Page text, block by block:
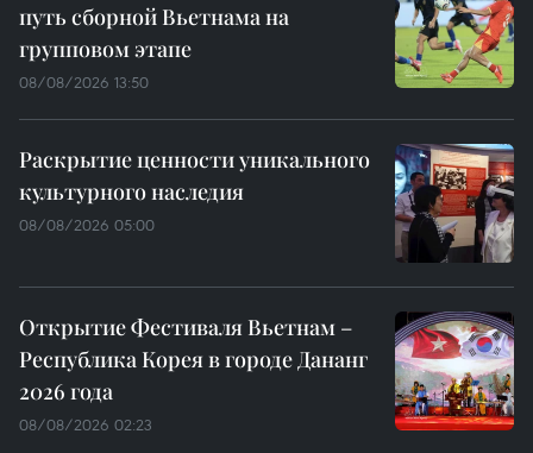
путь сборной Вьетнама на
групповом этапе
08/08/2026 13:50
Раскрытие ценности уникального
культурного наследия
08/08/2026 05:00
Открытие Фестиваля Вьетнам –
Республика Корея в городе Дананг
2026 года
08/08/2026 02:23